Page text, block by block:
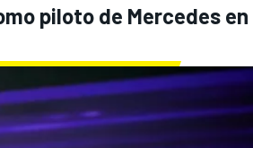
piloto de Mercedes en